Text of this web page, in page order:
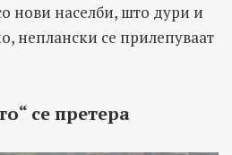
нови населби, што дури и
неплански се прилепуваат
се претера